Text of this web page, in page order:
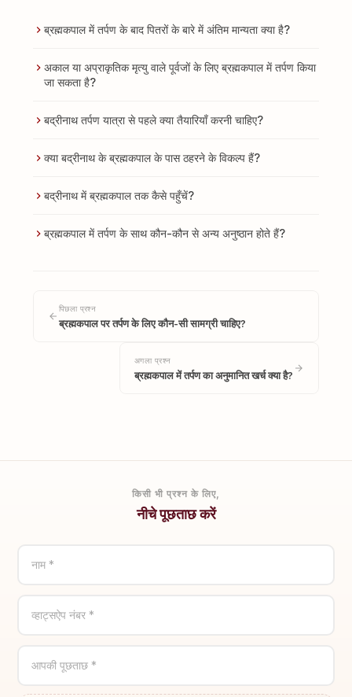
ब्रह्मकपाल में तर्पण के बाद पितरों के बारे में अंतिम मान्यता क्या है?
अकाल या अप्राकृतिक मृत्यु वाले पूर्वजों के लिए ब्रह्मकपाल में तर्पण किया
जा सकता है?
बद्रीनाथ तर्पण यात्रा से पहले क्या तैयारियाँ करनी चाहिए?
क्या बद्रीनाथ के ब्रह्मकपाल के पास ठहरने के विकल्प हैं?
बद्रीनाथ में ब्रह्मकपाल तक कैसे पहुँचें?
ब्रह्मकपाल में तर्पण के साथ कौन-कौन से अन्य अनुष्ठान होते हैं?
पिछला प्रश्न
ब्रह्मकपाल पर तर्पण के लिए कौन-सी सामग्री चाहिए?
अगला प्रश्न
ब्रह्मकपाल में तर्पण का अनुमानित खर्च क्या है?
किसी भी प्रश्न के लिए,
नीचे पूछताछ करें
नाम *
व्हाट्सऐप नंबर *
आपकी पूछताछ *